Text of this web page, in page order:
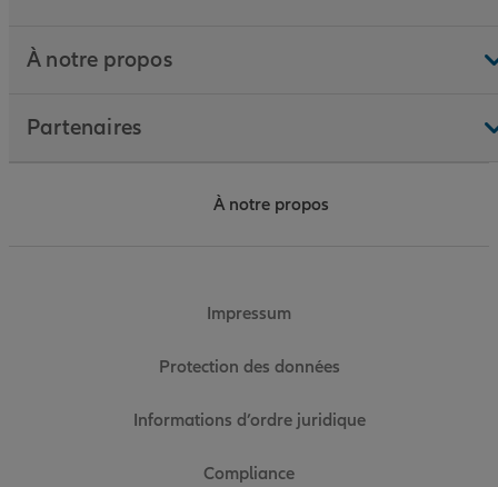
À notre propos
Partenaires
Impressum
Protection des données
Informations d’ordre juridique
Compliance
À notre propos